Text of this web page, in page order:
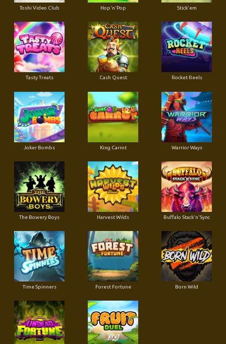
Toshi Video Club Hop'n'Pop Stick'em
Tasty Treats Cash Quest Rocket Reels
Joker Bombs King Carrot Warrior Ways
The Bowery Boys Harvest Wilds Buffalo Stack'n'Sync
Time Spinners Forest Fortune Born Wild